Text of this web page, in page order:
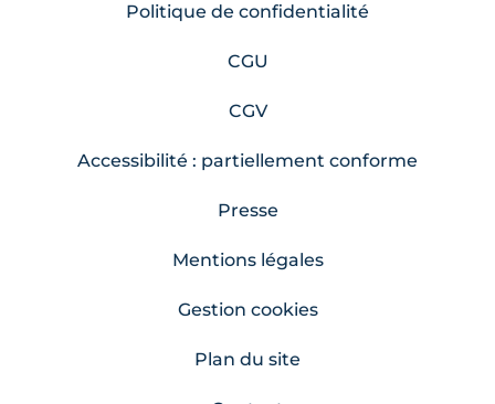
Politique de confidentialité
CGU
CGV
Accessibilité : partiellement conforme
Presse
Mentions légales
Gestion cookies
Plan du site